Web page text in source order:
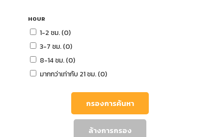
HOUR
1-2 ชม. (0)
3-7 ชม. (0)
8-14 ชม. (0)
มากกว่าเท่ากับ 21 ชม. (0)
กรองการค้นหา
ล้างการกรอง